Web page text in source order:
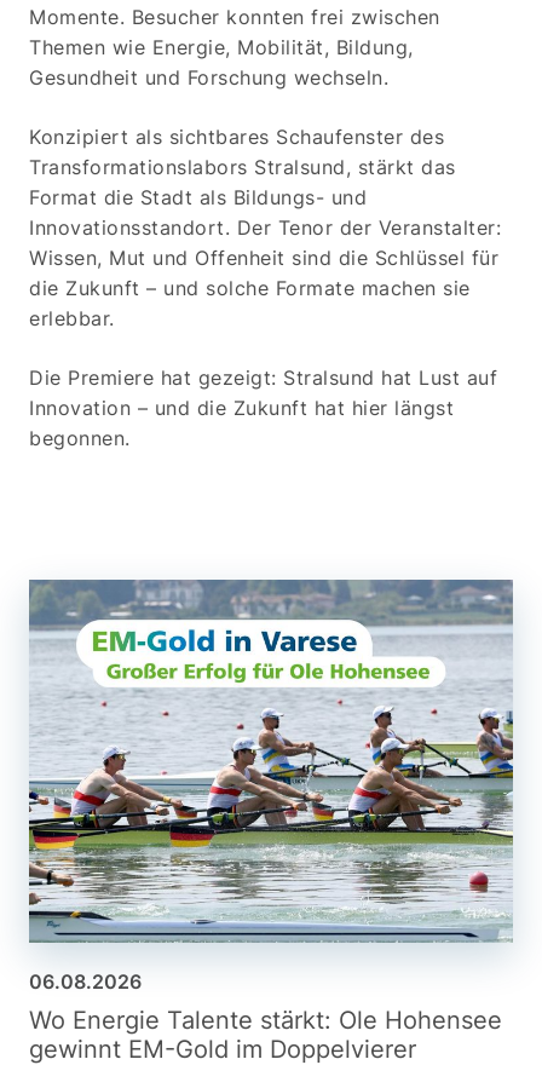
Momente. Besucher konnten frei zwischen
Themen wie Energie, Mobilität, Bildung,
Gesundheit und Forschung wechseln.
Konzipiert als sichtbares Schaufenster des
Transformationslabors Stralsund, stärkt das
Format die Stadt als Bildungs- und
Innovationsstandort. Der Tenor der Veranstalter:
Wissen, Mut und Offenheit sind die Schlüssel für
die Zukunft – und solche Formate machen sie
erlebbar.
Die Premiere hat gezeigt: Stralsund hat Lust auf
Innovation – und die Zukunft hat hier längst
begonnen.
06.08.2026
Wo Energie Talente stärkt: Ole Hohensee
gewinnt EM-Gold im Doppelvierer